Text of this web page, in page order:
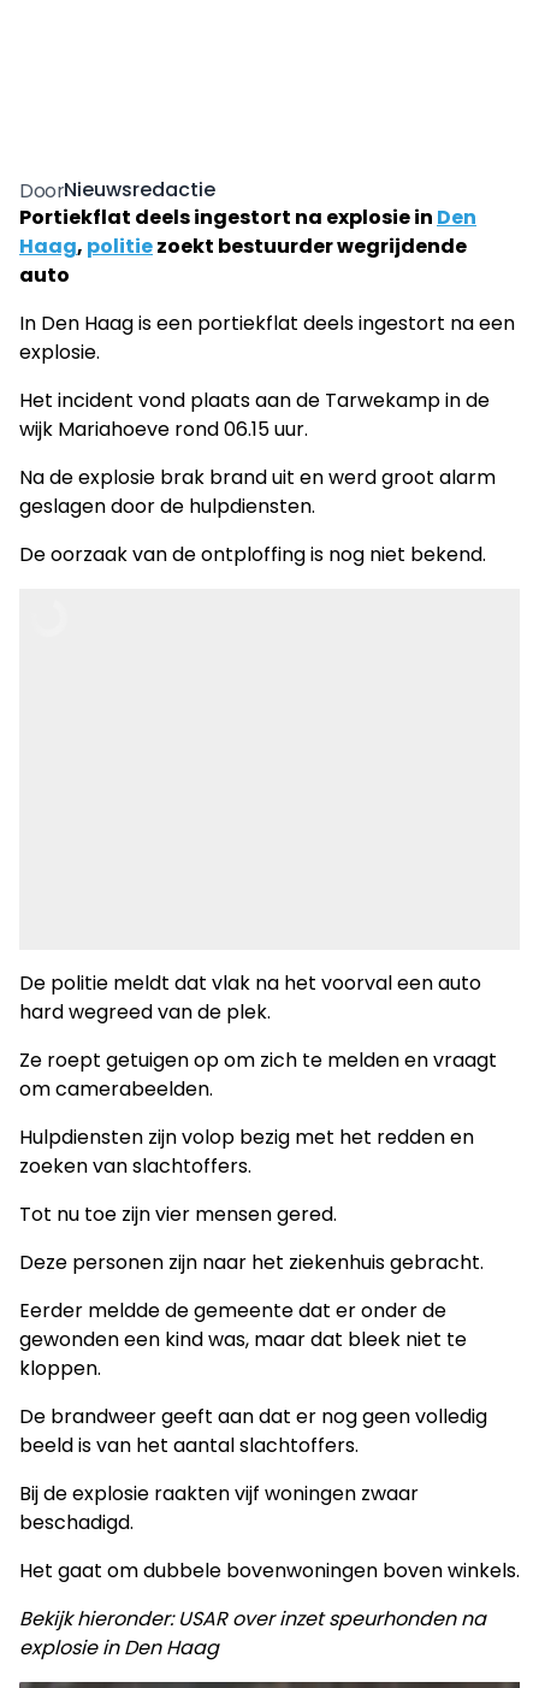
DoorNieuwsredactie
Portiekflat deels ingestort na explosie in Den
Haag, politiezoekt bestuurder wegrijdende
auto
In Den Haag is een portiekflat deels ingestort na een
explosie.
Het incident vond plaats aan de Tarwekamp in de
wijk Mariahoeve rond 06.15 uur.
Na de explosie brak brand uit en werd groot alarm
geslagen door de hulpdiensten.
De oorzaak van de ontploffing is nog niet bekend.
De politie meldt dat vlak na het voorval een auto
hard wegreed van de plek.
Ze roept getuigen op om zich te melden en vraagt
om camerabeelden.
Hulpdiensten zijn volop bezig met het redden en
zoeken van slachtoffers.
Tot nu toe zijn vier mensen gered.
Deze personen zijn naar het ziekenhuis gebracht.
Eerder meldde de gemeente dat er onder de
gewonden een kind was, maar dat bleek niet te
kloppen.
De brandweer geeft aan dat er nog geen volledig
beeld is van het aantal slachtoffers.
Bij de explosie raakten vijf woningen zwaar
beschadigd.
Het gaat om dubbele bovenwoningen boven winkels.
Bekijk hieronder: USAR over inzet speurhonden na
explosie in Den Haag